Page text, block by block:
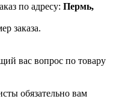
по адресу: Пермь,
заказа.
вас вопрос по товару
обязательно вам